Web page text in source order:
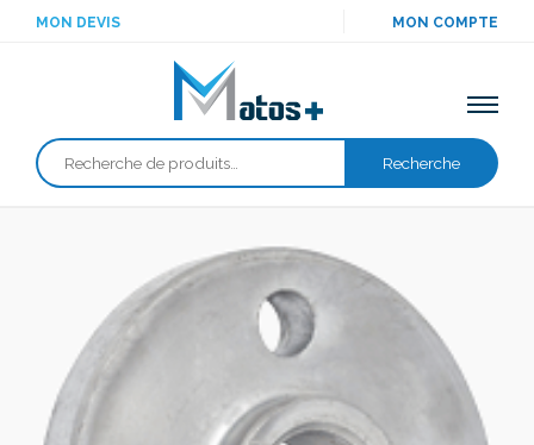
MON DEVIS MON COMPTE
Recherche
Recherche